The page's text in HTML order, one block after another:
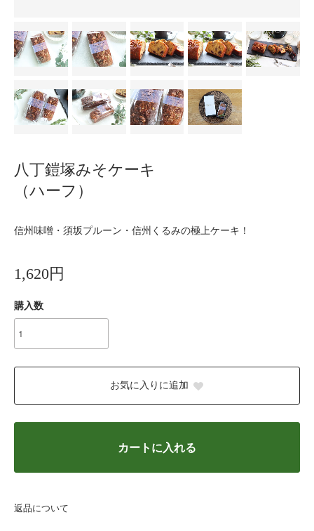
八丁鎧塚みそケーキ
（ハーフ）
信州味噌・須坂プルーン・信州くるみの極上ケーキ！
1,620円
購入数
お気に入りに追加
カートに入れる
返品について